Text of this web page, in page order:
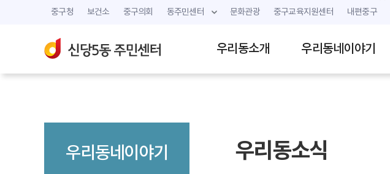
중구청 보건소 중구의회 동주민센터 문화관광 중구교육지원센터 내편중구
우리동소개 우리동네이야기
우리동네이야기 우리동소식